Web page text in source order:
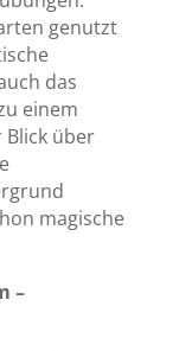
genutzt
das
einem
Blick über
magische
–